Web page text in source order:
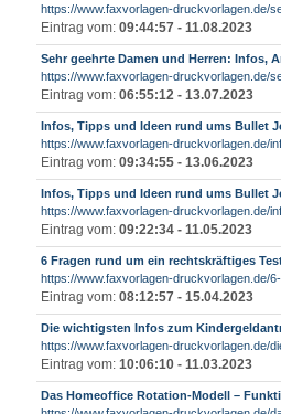
https://www.faxvorlagen-druckvorlagen.de/
Eintrag vom: 09:44:57 - 11.08.2023
Sehr geehrte Damen und Herren: Infos,
https://www.faxvorlagen-druckvorlagen.de/
Eintrag vom: 06:55:12 - 13.07.2023
Infos, Tipps und Ideen rund ums Bullet
https://www.faxvorlagen-druckvorlagen.de/
Eintrag vom: 09:34:55 - 13.06.2023
Infos, Tipps und Ideen rund ums Bullet
https://www.faxvorlagen-druckvorlagen.de/
Eintrag vom: 09:22:34 - 11.05.2023
6 Fragen rund um ein rechtskräftiges
https://www.faxvorlagen-druckvorlagen.de/6-
Eintrag vom: 08:12:57 - 15.04.2023
Die wichtigsten Infos zum
https://www.faxvorlagen-druckvorlagen.de/
Eintrag vom: 10:06:10 - 11.03.2023
Das Homeoffice Rotation-Modell –